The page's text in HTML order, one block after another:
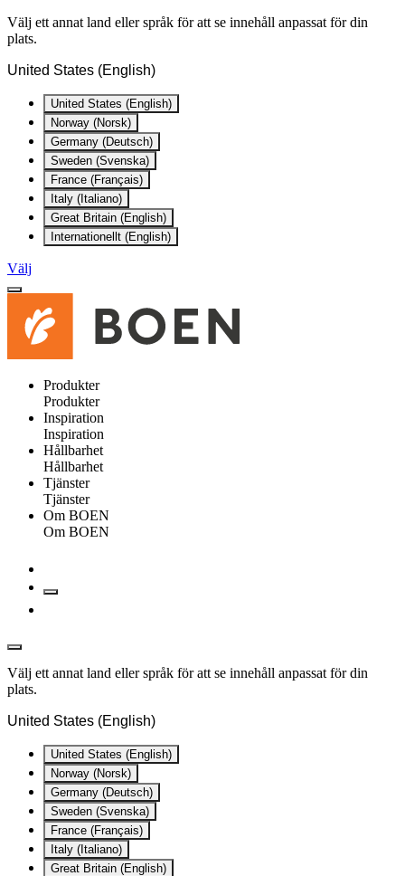
Välj ett annat land eller språk för att se innehåll anpassat för din
plats.
United States (English)
United States (English)
Norway (Norsk)
Germany (Deutsch)
Sweden (Svenska)
France (Français)
Italy (Italiano)
Great Britain (English)
Internationellt (English)
Välj
Produkter
Produkter
Inspiration
Inspiration
Hållbarhet
Hållbarhet
Tjänster
Tjänster
Om BOEN
Om BOEN
Välj ett annat land eller språk för att se innehåll anpassat för din
plats.
United States (English)
United States (English)
Norway (Norsk)
Germany (Deutsch)
Sweden (Svenska)
France (Français)
Italy (Italiano)
Great Britain (English)